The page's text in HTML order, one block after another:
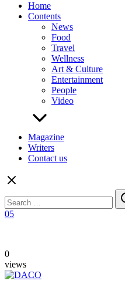
Home
Contents
News
Food
Travel
Wellness
Art & Culture
Entertainment
People
Video
Magazine
Writers
Contact us
for:
05
0
views